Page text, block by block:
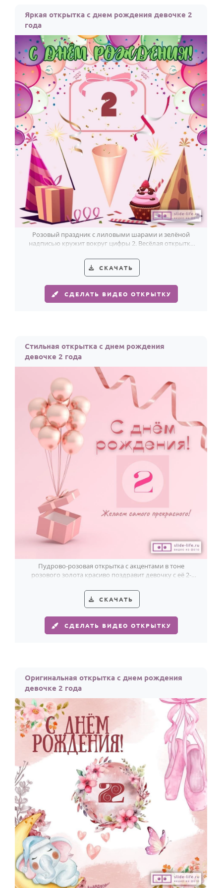
Яркая открытка с днем рождения девочке 2
года
Розовый праздник с лиловыми шарами и зелёной
надписью кружит вокруг цифры 2. Весёлая открытка
СКАЧАТЬ
СДЕЛАТЬ ВИДЕО ОТКРЫТКУ
Стильная открытка с днем рождения
девочке 2 года
Пудрово-розовая открытка с акцентами в тоне
розового золота красиво поздравит девочку с её 2-
СКАЧАТЬ
СДЕЛАТЬ ВИДЕО ОТКРЫТКУ
Оригинальная открытка с днем рождения
девочке 2 года